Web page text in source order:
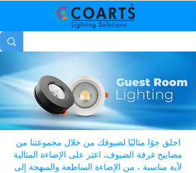
اخلق جوًا مثاليًا لضيوفك من خلال مجموعتنا من
مصابيح غرفة الضيوف. اعثر على الإضاءة المثالية
لأية مناسبة ، من الإضاءة الساطعة والمبهجة إلى